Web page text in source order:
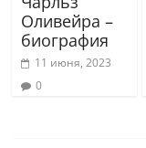
Оливейра –
биография
11 июня, 2023
0